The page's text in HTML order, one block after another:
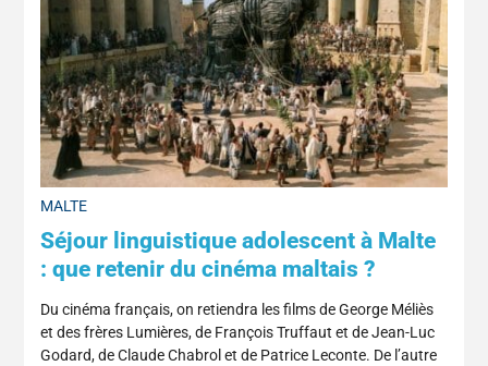
MALTE
Séjour linguistique adolescent à Malte
: que retenir du cinéma maltais ?
Du cinéma français, on retiendra les films de George Méliès
et des frères Lumières, de François Truffaut et de Jean-Luc
Godard, de Claude Chabrol et de Patrice Leconte. De l’autre